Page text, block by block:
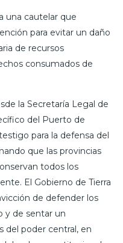
una cautelar que
para evitar un daño
de recursos
consumados de
la Secretaría Legal de
del Puerto de
para la defensa del
que las provincias
todos los
El Gobierno de Tierra
de defender los
y de sentar un
del poder central, en